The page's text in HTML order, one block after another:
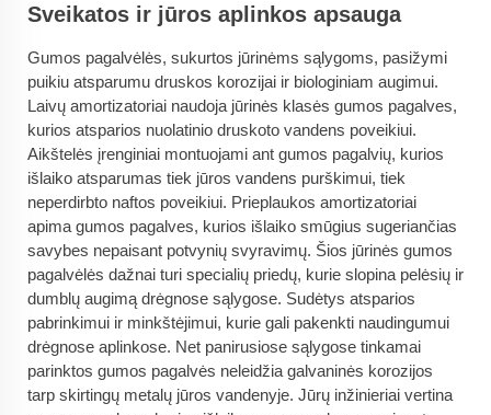
Sveikatos ir jūros aplinkos apsauga
Gumos pagalvėlės, sukurtos jūrinėms sąlygoms, pasižymi
puikiu atsparumu druskos korozijai ir biologiniam augimui.
Laivų amortizatoriai naudoja jūrinės klasės gumos pagalves,
kurios atsparios nuolatinio druskoto vandens poveikiui.
Aikštelės įrenginiai montuojami ant gumos pagalvių, kurios
išlaiko atsparumas tiek jūros vandens purškimui, tiek
neperdirbto naftos poveikiui. Prieplaukos amortizatoriai
apima gumos pagalves, kurios išlaiko smūgius sugeriančias
savybes nepaisant potvynių svyravimų. Šios jūrinės gumos
pagalvėlės dažnai turi specialių priedų, kurie slopina pelėsių ir
dumblų augimą drėgnose sąlygose. Sudėtys atsparios
pabrinkimui ir minkštėjimui, kurie gali pakenkti naudingumui
drėgnose aplinkose. Net panirusiose sąlygose tinkamai
parinktos gumos pagalvės neleidžia galvaninės korozijos
tarp skirtingų metalų jūros vandenyje. Jūrų inžinieriai vertina